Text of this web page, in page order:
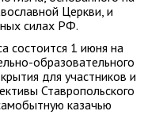
Церкви, и
силах РФ.
состоится 1 июня на
образовательного
для участников и
Ставропольского
казачью